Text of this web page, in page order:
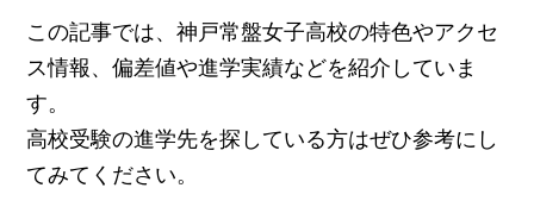
実績
この記事では、神戸常盤女子高校の特色やアクセ
ス情報、偏差値や進学実績などを紹介していま
す。
高校受験の進学先を探している方はぜひ参考にし
てみてください。